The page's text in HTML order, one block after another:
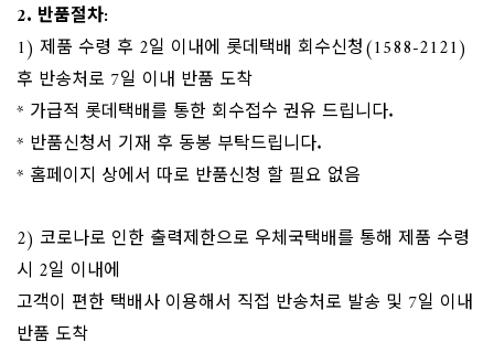
2. 반품절차:
​1) 제품 수령 후 2일 이내에 롯데택배 회수신청(1588-2121)
후 반송처로 7일 이내 반품 도착
* 가급적 롯데택배를 통한 회수접수 권유 드립니다.
* 반품신청서 기재 후 동봉 부탁드립니다.
* 홈페이지 상에서 따로 반품신청 할 필요 없음
2) 코로나로 인한 출력제한으로 우체국택배를 통해 제품 수령
시 2일 이내에
고객이 편한 택배사 이용해서 직접 반송처로 발송 및 7일 이내
반품 도착